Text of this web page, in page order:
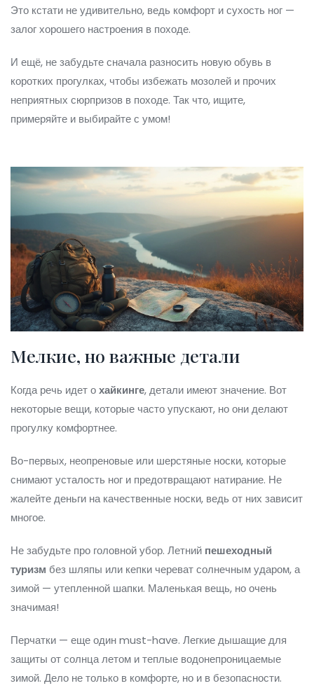
Это кстати не удивительно, ведь комфорт и сухость ног —
залог хорошего настроения в походе.
И ещё, не забудьте сначала разносить новую обувь в
коротких прогулках, чтобы избежать мозолей и прочих
неприятных сюрпризов в походе. Так что, ищите,
примеряйте и выбирайте с умом!
Мелкие, но важные детали
Когда речь идет охайкинге, детали имеют значение. Вот
некоторые вещи, которые часто упускают, но они делают
прогулку комфортнее.
Во-первых, неопреновые или шерстяные носки, которые
снимают усталость ног и предотвращают натирание. Не
жалейте деньги на качественные носки, ведь от них зависит
многое.
Не забудьте про головной убор. Летний пешеходный
туризм без шляпы или кепки череват солнечным ударом, а
зимой — утепленной шапки. Маленькая вещь, но очень
значимая!
Перчатки — еще один must-have. Легкие дышащие для
защиты от солнца летом и теплые водонепроницаемые
зимой. Дело не только в комфорте, но и в безопасности.